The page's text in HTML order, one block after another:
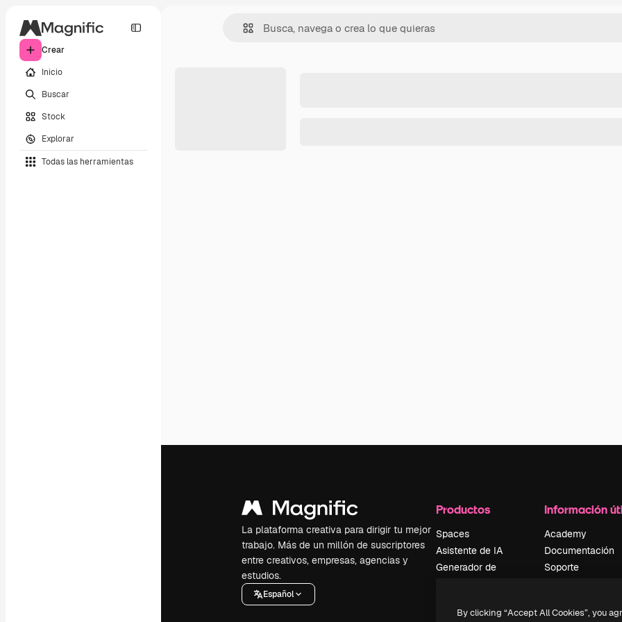
Crear
Inicio
Buscar
Stock
Explorar
Todas las herramientas
La plataforma creativa para dirigir tu mejor
trabajo. Más de un millón de suscriptores
entre creativos, empresas, agencias y
estudios.
Español
Productos
Spaces
Asistente de IA
Generador de
vídeos
Información
Academy
Documentación
Soporte
privacidad
By clicking “Accept All Cookies”, you